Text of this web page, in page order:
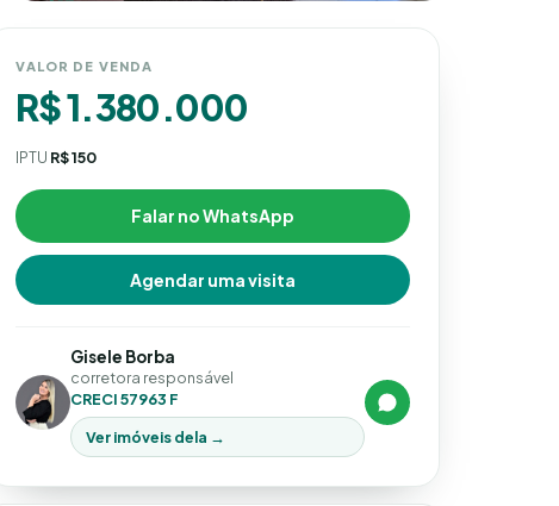
VALOR DE VENDA
R$ 1.380.000
IPTU R$ 150
Falar no WhatsApp
Agendar uma visita
Gisele Borba
corretora responsável
CRECI 57963 F
Ver imóveis dela →